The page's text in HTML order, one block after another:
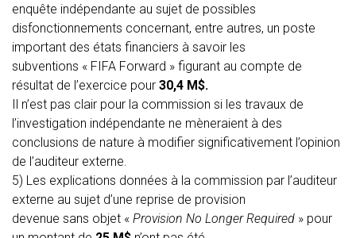
enquête indépendante au sujet de possibles
disfonctionnements concernant, entre autres, un poste
important des états financiers à savoir les
subventions « FIFA Forward » figurant au compte de
résultat de l’exercice pour 30,4 M$.
Il n’est pas clair pour la commission si les travaux de
l’investigation indépendante ne mèneraient à des
conclusions de nature à modifier significativement l’opinion
de l’auditeur externe.
5) Les explications données à la commission par l’auditeur
externe au sujet d’une reprise de provision
devenue sans objet « Provision No Longer Required » pour